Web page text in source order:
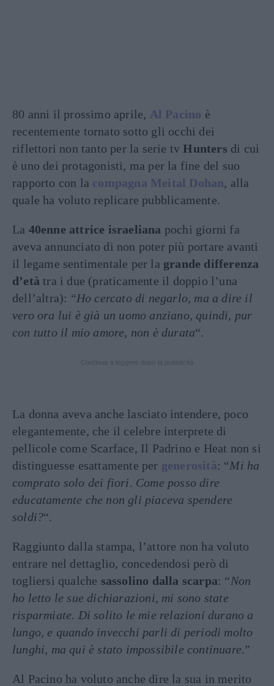
80 anni il prossimo aprile, Al Pacino è
recentemente tornato sotto gli occhi dei
riflettori non tanto per la serie tvHunters di cui
è uno dei protagonisti, ma per la fine del suo
rapporto con la compagna Meital Dohan, alla
quale ha voluto replicare pubblicamente.
La 40enne attrice israeliana pochi giorni fa
aveva annunciato di non poter più portare avanti
il legame sentimentale per la grande differenza
d’età tra i due (praticamente il doppio l’una
dell’altra): “Ho cercato di negarlo, ma a dire il
vero ora lui è già un uomo anziano, quindi, pur
con tutto il mio amore, non è durata“.
La donna aveva anche lasciato intendere, poco
elegantemente, che il celebre interprete di
pellicole come Scarface, Il Padrino e Heat non si
distinguesse esattamente per generosità: “Mi ha
comprato solo dei fiori. Come posso dire
educatamente che non gli piaceva spendere
soldi?“.
Raggiunto dalla stampa, l’attore non ha voluto
entrare nel dettaglio, concedendosi però di
togliersi qualche sassolino dalla scarpa: “Non
ho letto le sue dichiarazioni, mi sono state
risparmiate. Di solito le mie relazioni durano a
lungo, e quando invecchi parli di periodi molto
lunghi, ma qui è stato impossibile continuare.”
Al Pacino ha voluto anche dire la sua in merito